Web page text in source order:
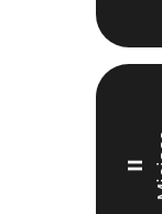
II